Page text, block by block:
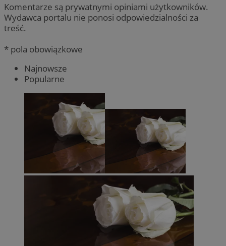
Komentarze są prywatnymi opiniami użytkowników.
Wydawca portalu nie ponosi odpowiedzialności za
treść.
* pola obowiązkowe
Najnowsze
Popularne